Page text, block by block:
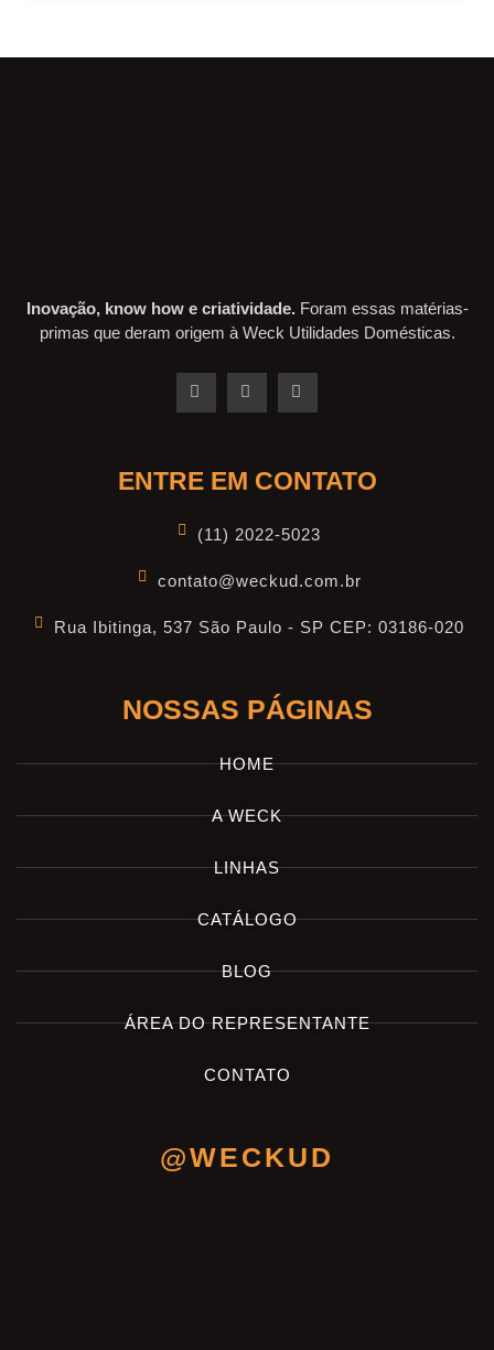
Inovação, know how e criatividade. Foram essas matérias-
primas que deram origem à Weck Utilidades Domésticas.
ENTRE EM CONTATO
(11) 2022-5023
contato@weckud.com.br
Rua Ibitinga, 537 São Paulo - SP CEP: 03186-020
NOSSAS PÁGINAS
HOME
A WECK
LINHAS
CATÁLOGO
BLOG
ÁREA DO REPRESENTANTE
CONTATO
@WECKUD